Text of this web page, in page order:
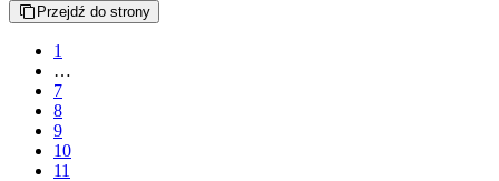
Przejdź do strony
1
…
7
8
9
10
11